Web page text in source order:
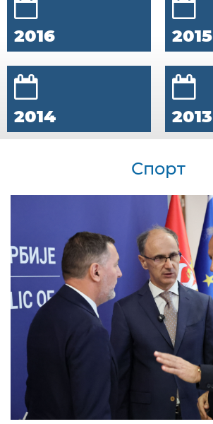
2016 2015
2014 2013
Спорт